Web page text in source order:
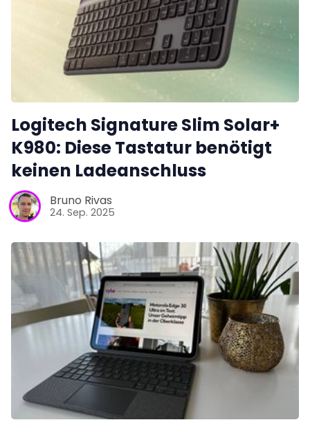
Logitech Signature Slim Solar+
K980: Diese Tastatur benötigt
keinen Ladeanschluss
Bruno Rivas
24. Sep. 2025